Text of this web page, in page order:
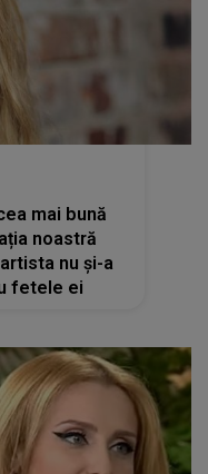
mai bună
noastră
nu și-a
fetele ei